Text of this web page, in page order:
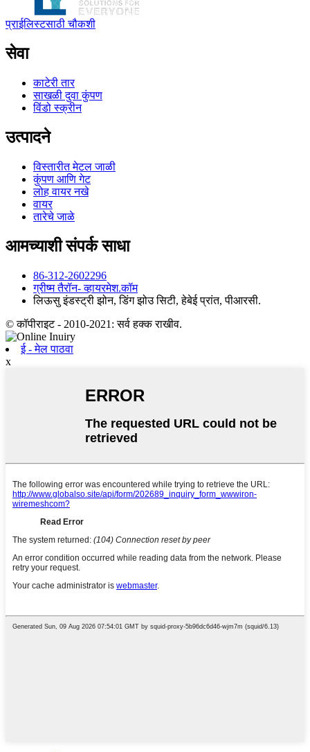
प्राईलिस्टसाठी चौकशी
सेवा
काटेरी तार
साखळी दुवा कुंपण
विंडो स्क्रीन
उत्पादने
विस्तारीत मेटल जाळी
कुंपण आणि गेट
लोह वायर नखे
वायर
तारेचे जाळे
आमच्याशी संपर्क साधा
86-312-2602296
ग्रीष्म ‍तैरॉन- व्हायरमेश.कॉम
लिऊसु इंडस्ट्री झोन, डिंग झोउ सिटी, हेबेई प्रांत, पीआरसी.
© कॉपीराइट - 2010-2021: सर्व हक्क राखीव.
ई - मेल पाठवा
x